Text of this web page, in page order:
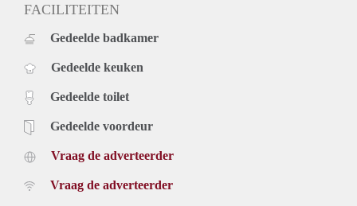
FACILITEITEN
Gedeelde badkamer
Gedeelde keuken
Gedeelde toilet
Gedeelde voordeur
Vraag de adverteerder
Vraag de adverteerder